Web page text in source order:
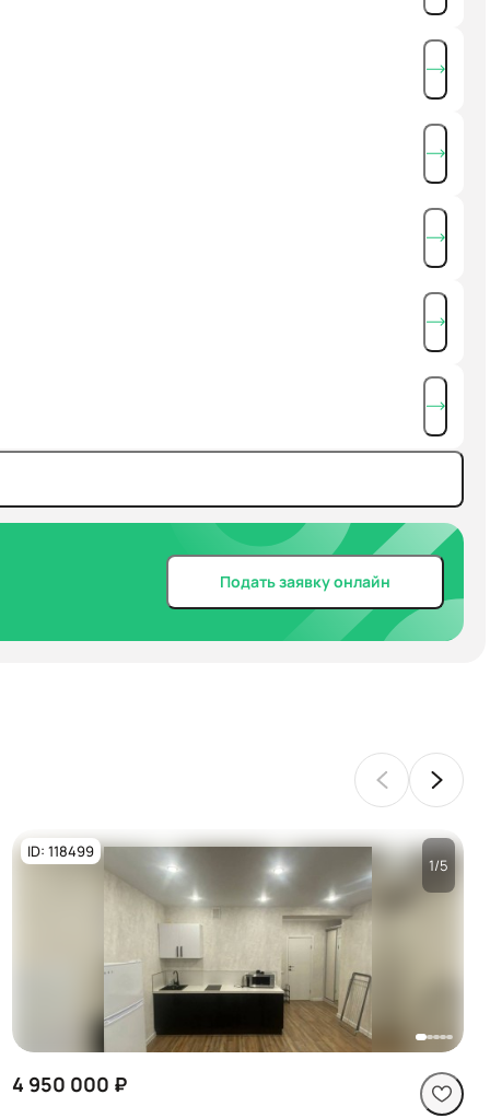
Подать заявку онлайн
Посмотреть все
фото
ID: 118499
1/5
4 950 000 ₽